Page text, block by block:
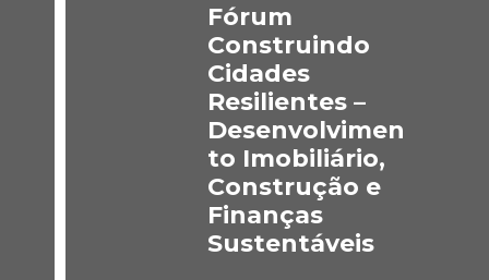
Fórum
Construindo
Cidades
Resilientes –
Desenvolvimen
to Imobiliário,
Construção e
Finanças
Sustentáveis